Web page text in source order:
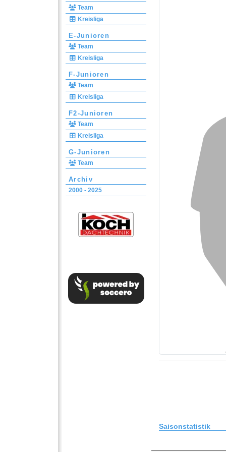
Team
Kreisliga
E-Junioren
Team
Kreisliga
F-Junioren
Team
Kreisliga
F2-Junioren
Team
Kreisliga
G-Junioren
Team
Archiv
2000 - 2025
Saisonstatistik